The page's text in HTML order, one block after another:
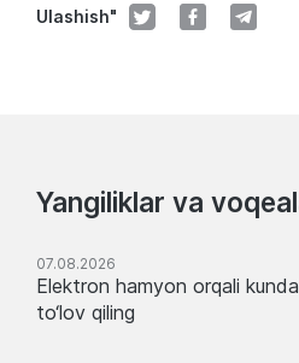
Ulashish"
Yangiliklar va
07.08.2026
Elektron hamyon orqali
to‘lov qiling